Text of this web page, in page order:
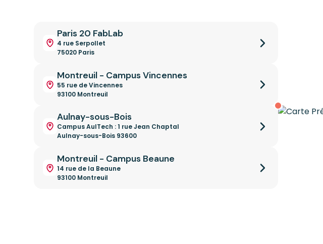
Paris 20 FabLab
4 rue Serpollet
75020 Paris
Montreuil - Campus Vincennes
55 rue de Vincennes
93100 Montreuil
Aulnay-sous-Bois
Campus AulTech : 1 rue Jean Chaptal
Aulnay-sous-Bois 93600
Montreuil - Campus Beaune
14 rue de la Beaune
93100 Montreuil